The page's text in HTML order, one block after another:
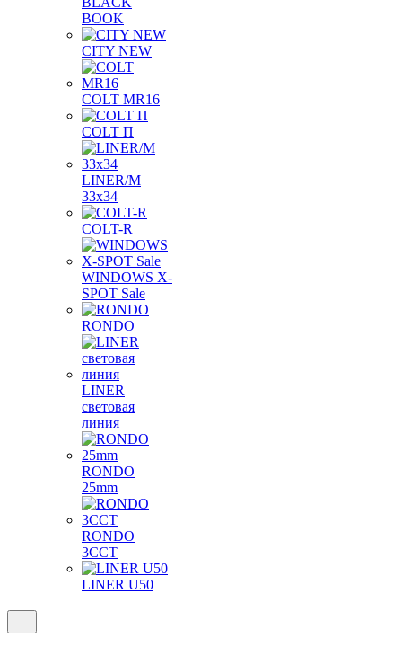
BOOK
CITY NEW
COLT MR16
COLT П
LINER/М
33х34
COLT-R
WINDOWS X-
SPOT Sale
RONDO
LINER
световая
линия
RONDO
25mm
RONDO
3CCT
LINER U50